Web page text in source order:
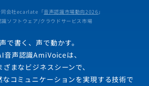
会社ecarlate「音声認識市場動向2026 」
識ソフトウェア/クラウドサービス市場
声で書く、声で動かす。
音声認識AmiVoiceは、
ざまなビジネスシーンで、
コミュニケーションを実現する技術で